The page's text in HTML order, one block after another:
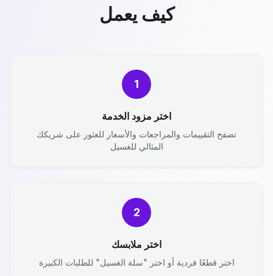
كيف يعمل
1
اختر مزود الخدمة
تصفح التقييمات والمراجعات والأسعار للعثور على شريكك
المثالي للغسيل
2
اختر ملابسك
اختر قطعًا فردية أو اختر "سلة الغسيل" للطلبات الكبيرة